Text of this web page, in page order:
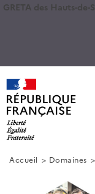
GRETA des Hauts-de-
Accueil Domaines